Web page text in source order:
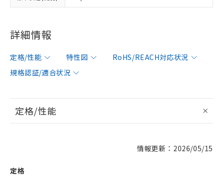
詳細情報
定格/性能 特性図
RoHS/REACH対応状況
規格認証/適合状況
定格/性能
情報更新：2026/05/15
定格